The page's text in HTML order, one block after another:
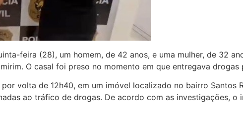
feira (28), um homem, de 42 anos, e uma mulher, de 32
O casal foi preso no momento em que entregava drogas
volta de 12h40, em um imóvel localizado no bairro Santos
ao tráfico de drogas. De acordo com as investigações, o